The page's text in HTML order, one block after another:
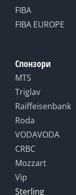
FIBA
FIBA EUROPE
Спонзори
MTS
Triglav
Raiffeisenbank
Roda
VODAVODA
CRBC
Mozzart
Vip
Sterling